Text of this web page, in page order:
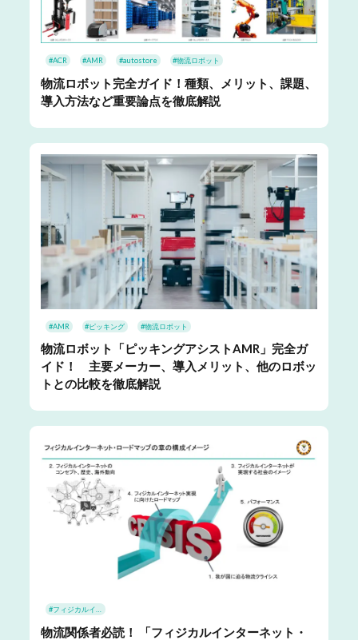
#ACR #AMR #autostore #物流ロボット
物流ロボット完全ガイド！種類、メリット、課題、
導入方法など重要論点を徹底解説
#AMR #ピッキング #物流ロボット
物流ロボット「ピッキングアシストAMR」完全ガ
イド！ 主要メーカー、導入メリット、他のロボッ
トとの比較を徹底解説
物流関係者必読！ 「フィジカルインターネット・